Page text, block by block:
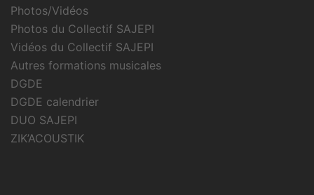
Photos/Vidéos
Photos du Collectif SAJEPI
Vidéos du Collectif SAJEPI
Autres formations musicales
DGDE
DGDE calendrier
DUO SAJEPI
ZIK’ACOUSTIK